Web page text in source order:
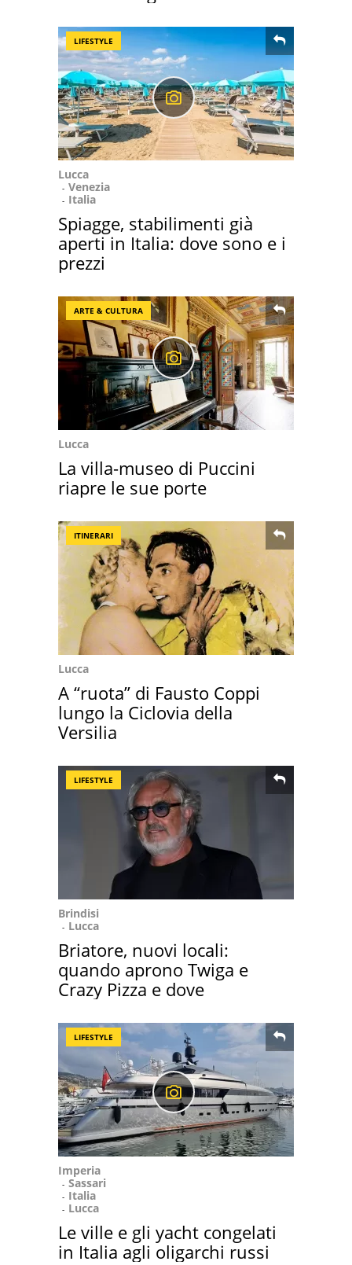
LIFESTYLE
Lucca
Venezia
Italia
Spiagge, stabilimenti già
aperti in Italia: dove sono e i
prezzi
ARTE & CULTURA
Lucca
La villa-museo di Puccini
riapre le sue porte
ITINERARI
Lucca
A “ruota” di Fausto Coppi
lungo la Ciclovia della
Versilia
LIFESTYLE
Brindisi
Lucca
Briatore, nuovi locali:
quando aprono Twiga e
Crazy Pizza e dove
LIFESTYLE
Imperia
Sassari
Italia
Lucca
Le ville e gli yacht congelati
in Italia agli oligarchi russi